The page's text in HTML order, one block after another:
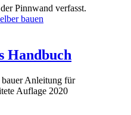
Pinnwand verfasst.
Handbuch
Anleitung für
Auflage 2020